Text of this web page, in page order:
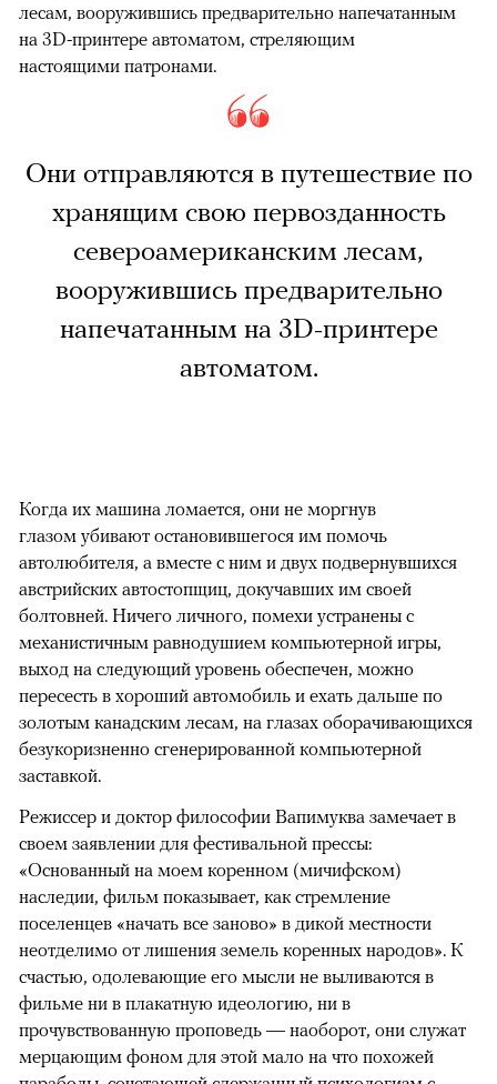
лесам, вооружившись предварительно напечатанным
на 3D-принтере автоматом, стреляющим
настоящими патронами.
Они отправляются в путешествие по
хранящим свою первозданность
североамериканским лесам,
вооружившись предварительно
напечатанным на 3D-принтере
автоматом.
Когда их машина ломается, они не моргнув
глазом убивают остановившегося им помочь
автолюбителя, а вместе с ним и двух подвернувшихся
австрийских автостопщиц, докучавших им своей
болтовней. Ничего личного, помехи устранены с
механистичным равнодушием компьютерной игры,
выход на следующий уровень обеспечен, можно
пересесть в хороший автомобиль и ехать дальше по
золотым канадским лесам, на глазах оборачивающихся
безукоризненно сгенерированной компьютерной
заставкой.
Режиссер и доктор философии Вапимуква замечает в
своем заявлении для фестивальной прессы:
«Основанный на моем коренном (мичифском)
наследии, фильм показывает, как стремление
поселенцев «начать все заново» в дикой местности
неотделимо от лишения земель коренных народов». К
счастью, одолевающие его мысли не выливаются в
фильме ни в плакатную идеологию, ни в
прочувствованную проповедь — наоборот, они служат
мерцающим фоном для этой мало на что похожей